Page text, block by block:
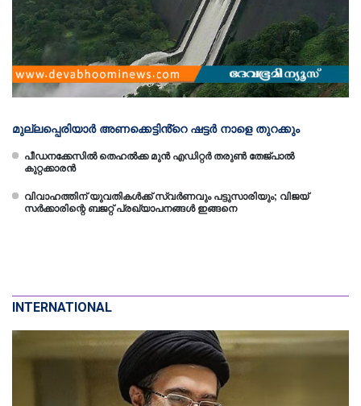
മുല്ലപ്പെരിയാർ അണക്കെട്ടിൻ്റെ ഷട്ടർ നാളെ തുറക്കും
പീഡനക്കേസിൽ തെഹല്‍ക്ക മുൻ എഡിറ്റർ തരുണ്‍ തേജ്പാൽ
കുറ്റക്കാരൻ
വിവാഹത്തിന് യുവതികള്‍ക്ക് സ്വര്‍ണവും പട്ടുസാരിയും; വിജയ്
സർക്കാരിന്റെ ബജറ്റ് പ്രഖ്യാപനങ്ങൾ ഇങ്ങനെ
INTERNATIONAL